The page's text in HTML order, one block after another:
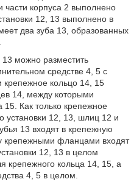
части корпуса 2 выполнено
12, 13 выполнено в
два зуба 13, образованных
можно разместить
средстве 4, 5 с
крепежное кольцо 14, 15
14, между которыми
15. Как только крепежное
установки 12, 13, шлиц 12 и
13 входят в крепежную
крепежными фланцами входят
12, 13 в целом
крепежного кольца 14, 15, а
4, 5 в целом.